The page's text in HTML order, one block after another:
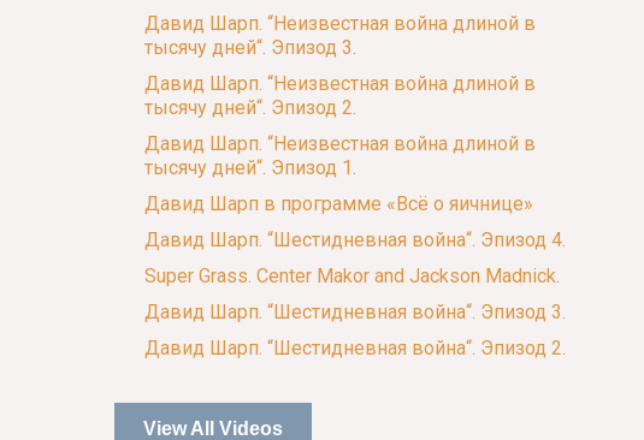
Давид Шарп. “Неизвестная война длиной в
тысячу дней“. Эпизод 3.
Давид Шарп. “Неизвестная война длиной в
тысячу дней“. Эпизод 2.
Давид Шарп. “Неизвестная война длиной в
тысячу дней“. Эпизод 1.
Давид Шарп в программе «Всё о яичнице»
Давид Шарп. “Шестидневная война“. Эпизод 4.
Super Grass. Center Makor and Jackson Madnick.
Давид Шарп. “Шестидневная война“. Эпизод 3.
Давид Шарп. “Шестидневная война“. Эпизод 2.
View All Videos